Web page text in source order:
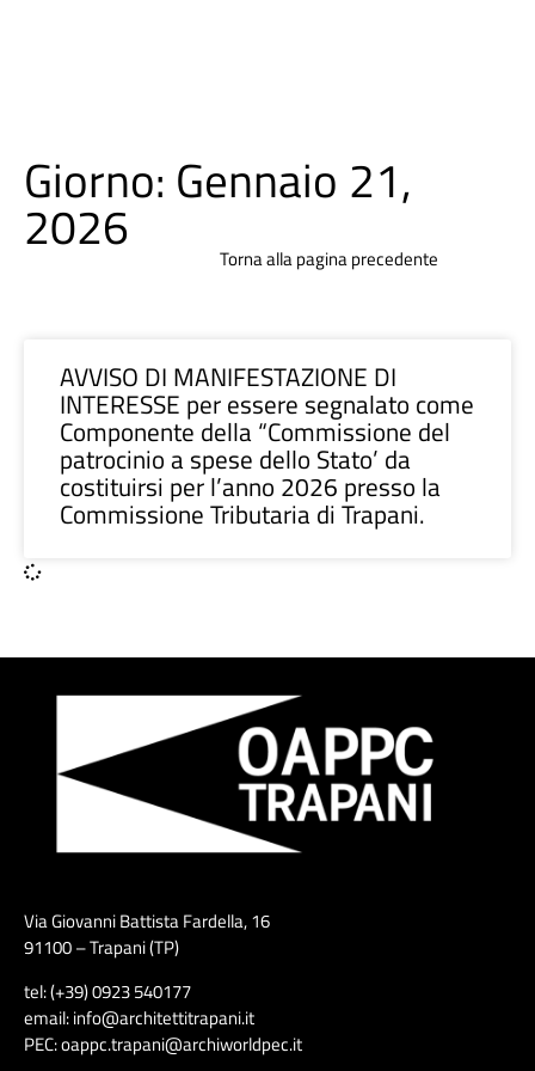
Giorno: Gennaio 21,
2026 Torna alla pagina precedente
AVVISO DI MANIFESTAZIONE DI
INTERESSE per essere segnalato come
Componente della “Commissione del
patrocinio a spese dello Stato’ da
costituirsi per l’anno 2026 presso la
Commissione Tributaria di Trapani.
Via Giovanni Battista Fardella, 16
91100 – Trapani (TP)
tel: (+39) 0923 540177
email: info@architettitrapani.it
PEC: oappc.trapani@archiworldpec.it